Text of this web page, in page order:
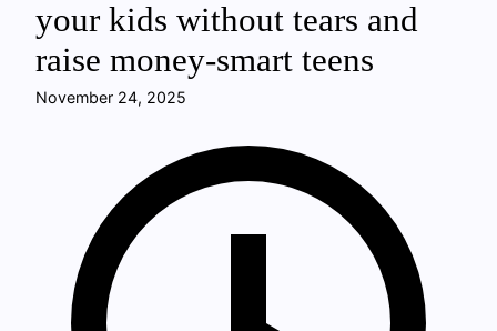
your kids without tears and
raise money-smart teens
November 24, 2025